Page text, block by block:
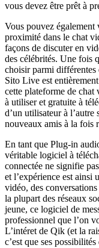
vous devez être prêt à
Vous pouvez également
proximité dans le chat
façons de discuter en
des célébrités. Une fois
choisir parmi différentes
Sito Live est
cette plateforme de
à utiliser et gratuite à
d’un utilisateur à l’autre
nouveaux amis à la fois
En tant que Plug-in
véritable logiciel à
connectée ne signifie
et l’expérience est ainsi
vidéo, des
la plupart des réseaux
jeune, ce logiciel de
professionnel que l’on
L’intéret de Qik (et la
c’est que ses